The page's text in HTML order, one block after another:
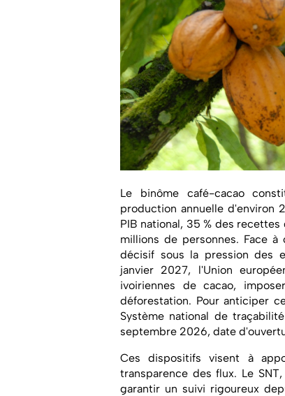
Le binôme café-cacao
production annuelle d'environ
PIB national, 35 % des
millions de personnes. Face
décisif sous la pression des
janvier 2027, l'Union
ivoiriennes de cacao,
déforestation. Pour anticiper
Système national de
septembre 2026, date
Ces dispositifs visent à
transparence des flux. Le
garantir un suivi rigoureux